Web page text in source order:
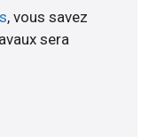
, vous savez
sera